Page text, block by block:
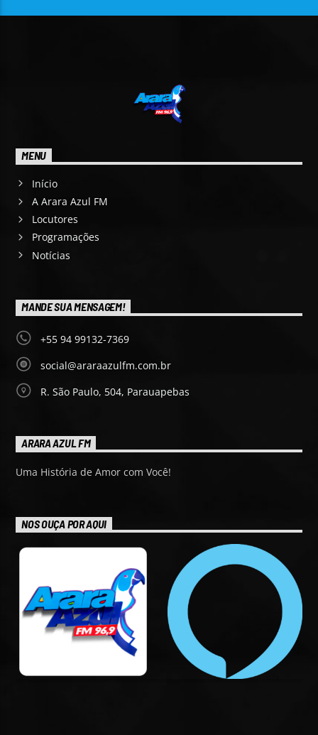
MENU
Início
A Arara Azul FM
Locutores
Programações
Notícias
MANDE SUA MENSAGEM!
+55 94 99132-7369
social@araraazulfm.com.br
R. São Paulo, 504, Parauapebas
ARARA AZUL FM
Uma História de Amor com Você!
NOS OUÇA POR AQUI